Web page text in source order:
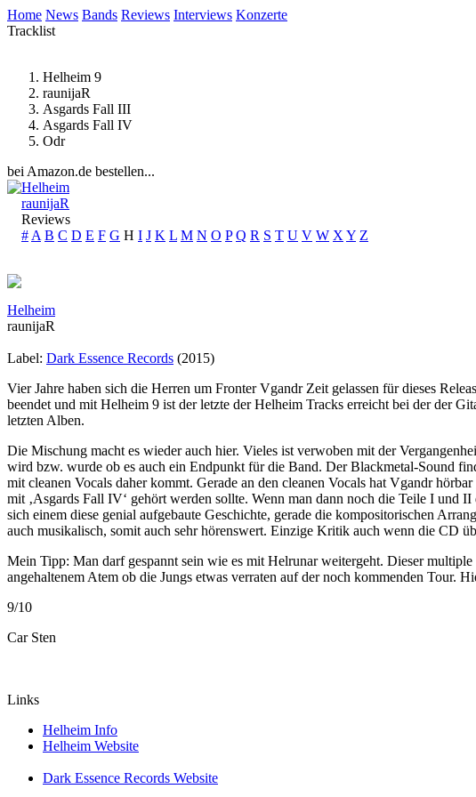
Home News Bands Reviews Interviews Konzerte
Tracklist
Helheim 9
raunijaR
Asgards Fall III
Asgards Fall IV
Odr
bei Amazon.de bestellen...
Helheim
raunijaR
Reviews
# A B C D E F G H I J K L M N O P Q R S T U V W X Y Z
Helheim
raunijaR
Label: Dark Essence Records (2015)
Vier Jahre haben sich die Herren um Fronter Vgandr Zeit gelassen für dieses
beendet und mit Helheim 9 ist der letzte der Helheim Tracks erreicht bei der der
letzten Alben.
Die Mischung macht es wieder auch hier. Vieles ist verwoben mit der
wird bzw. wurde ob es auch ein Endpunkt für die Band. Der Blackmetal-Sound
mit cleanen Vocals daher kommt. Gerade an den cleanen Vocals hat Vgandr
mit ‚Asgards Fall IV‘ gehört werden sollte. Wenn man dann noch die Teile I und
sich einem diese genial aufgebaute Geschichte, gerade die kompositorischen
auch musikalisch, somit auch sehr hörenswert. Einzige Kritik auch wenn die CD
Mein Tipp: Man darf gespannt sein wie es mit Helrunar weitergeht. Dieser
angehaltenem Atem ob die Jungs etwas verraten auf der noch kommenden Tour.
9/10
Car Sten
Links
Helheim Info
Helheim Website
Dark Essence Records Website